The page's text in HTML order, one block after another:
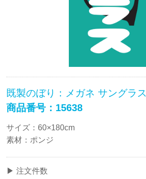
既製のぼり：メガネ サングラス
商品番号：15638
サイズ：60×180cm
素材：ポンジ
注文件数